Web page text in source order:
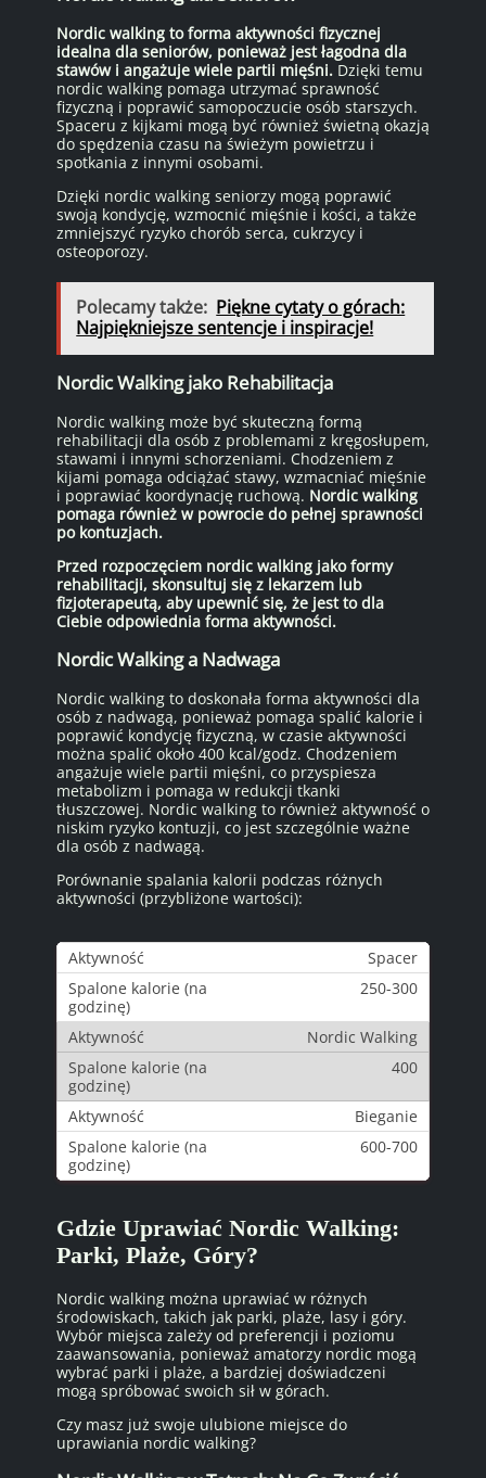
Nordic walking to forma aktywności fizycznej
idealna dla seniorów, ponieważ jest łagodna dla
stawów i angażuje wiele partii mięśni. Dzięki temu
nordic walking pomaga utrzymać sprawność
fizyczną i poprawić samopoczucie osób starszych.
Spaceru z kijkami mogą być również świetną okazją
do spędzenia czasu na świeżym powietrzu i
spotkania z innymi osobami.
Dzięki nordic walking seniorzy mogą poprawić
swoją kondycję, wzmocnić mięśnie i kości, a także
zmniejszyć ryzyko chorób serca, cukrzycy i
osteoporozy.
Polecamy także: Piękne cytaty o górach:
Najpiękniejsze sentencje i inspiracje!
Nordic Walking jako Rehabilitacja
Nordic walking może być skuteczną formą
rehabilitacji dla osób z problemami z kręgosłupem,
stawami i innymi schorzeniami. Chodzeniem z
kijami pomaga odciążać stawy, wzmacniać mięśnie
i poprawiać koordynację ruchową. Nordic walking
pomaga również w powrocie do pełnej sprawności
po kontuzjach.
Przed rozpoczęciem nordic walking jako formy
rehabilitacji, skonsultuj się z lekarzem lub
fizjoterapeutą, aby upewnić się, że jest to dla
Ciebie odpowiednia forma aktywności.
Nordic Walking a Nadwaga
Nordic walking to doskonała forma aktywności dla
osób z nadwagą, ponieważ pomaga spalić kalorie i
poprawić kondycję fizyczną, w czasie aktywności
można spalić około 400 kcal/godz. Chodzeniem
angażuje wiele partii mięśni, co przyspiesza
metabolizm i pomaga w redukcji tkanki
tłuszczowej. Nordic walking to również aktywność o
niskim ryzyko kontuzji, co jest szczególnie ważne
dla osób z nadwagą.
Porównanie spalania kalorii podczas różnych
aktywności (przybliżone wartości):
Spacer
250-300
Nordic Walking
400
Bieganie
600-700
Gdzie Uprawiać Nordic Walking:
Parki, Plaże, Góry?
Nordic walking można uprawiać w różnych
środowiskach, takich jak parki, plaże, lasy i góry.
Wybór miejsca zależy od preferencji i poziomu
zaawansowania, ponieważ amatorzy nordic mogą
wybrać parki i plaże, a bardziej doświadczeni
mogą spróbować swoich sił w górach.
Czy masz już swoje ulubione miejsce do
uprawiania nordic walking?